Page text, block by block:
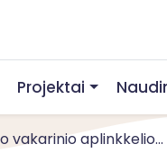
Projektai
vakarinio aplinkkelio...